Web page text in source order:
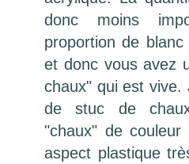
donc moins
proportion de
et donc vous avez
chaux" qui est vive.
de stuc de
"chaux" de
aspect plastique